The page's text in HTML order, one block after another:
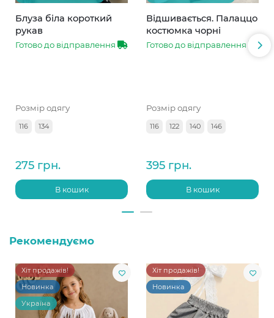
Блуза біла короткий
рукав
Готово до відправлення
Розмір одягу
116 134
275 грн.
В кошик
Відшивається. Палаццо
костюмка чорні
Готово до відправлення
Розмір одягу
116 122 140 146
395 грн.
В кошик
Рекомендуємо
Хіт продажів!
Новинка
Україна
Хіт продажів!
Новинка